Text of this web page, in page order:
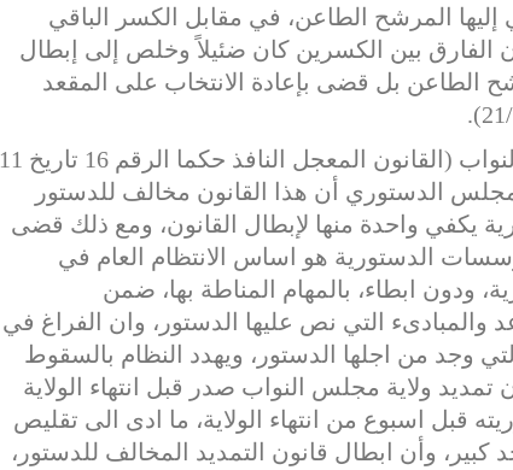
إليها المرشح الطاعن، في مقابل الكسر الباقي
الفارق بين الكسرين كان ضئيلاً وخلص إلى إبطال
الطاعن بل قضى بإعادة الانتخاب على المقعد
وفي الطعن بقانون تمديد ولاية مجلس النواب (القانون المعجل النافذ حكما الرقم 16 تاريخ 11
أمام المجلس الدستوري أن هذا القانون مخالف للدستور
يكفي واحدة منها لإبطال القانون، ومع ذلك قضى
الدستورية هو اساس الانتظام العام في
ودون ابطاء، بالمهام المناطة بها، ضمن
والمبادىء التي نص عليها الدستور، وان الفراغ في
وجد من اجلها الدستور، ويهدد النظام بالسقوط
ولاية مجلس النواب صدر قبل انتهاء الولاية
قبل اسبوع من انتهاء الولاية، ما ادى الى تقليص
وأن ابطال قانون التمديد المخالف للدستور،